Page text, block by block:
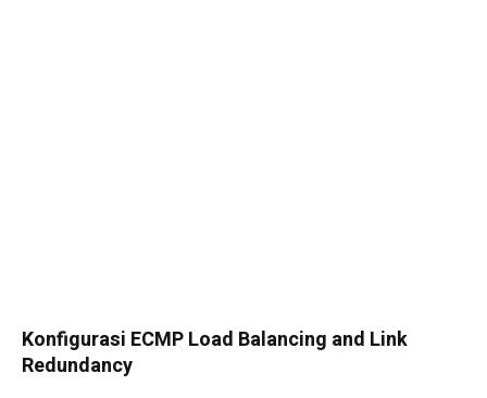
Konfigurasi ECMP Load Balancing and Link
Redundancy